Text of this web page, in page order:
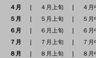
４月
４月上旬 ４月
５月
５月上旬 ５月
６月
６月上旬 ６月
７月
７月上旬 ７月
８月
８月上旬 ８月